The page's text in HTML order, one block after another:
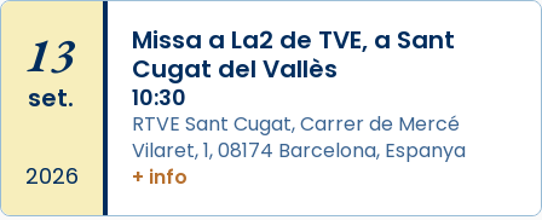
Glòria”) fou composta el 1848 per Mn.
Manuel Blanch, amb aire d’òpera
italianitzant; s’interpreta per privilegi
pontifici, amb orquestra i cor, i té una
duració aproximada de tres hores. Després,
processó (recuperada el 1972) al voltant
del temple amb les relíquies de les santes.
13
set.
2026
Missa a La2 de TVE, a Sant
Cugat del Vallès
10:30
RTVE Sant Cugat, Carrer de Mercé
Vilaret, 1, 08174 Barcelona, Espanya
+ info